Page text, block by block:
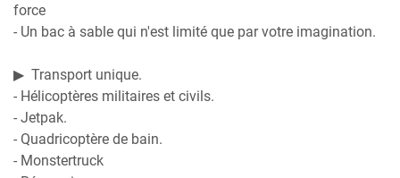
force
- Un bac à sable qui n'est limité que par votre imagination.
▶ ️ Transport unique.
- Hélicoptères militaires et civils.
- Jetpak.
- Quadricoptère de bain.
- Monstertruck